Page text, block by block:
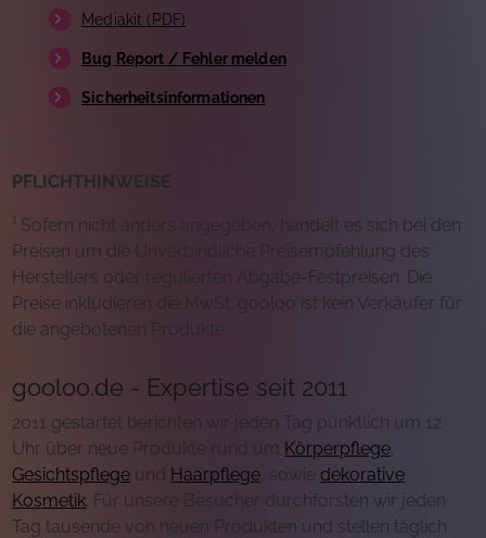
Mediakit (PDF)
Bug Report / Fehler melden
Sicherheitsinformationen
PFLICHTHINWEISE
¹ Sofern nicht anders angegeben, handelt es sich bei den
Preisen um die Unverbindliche Preisempfehlung des
Herstellers oder regulierten Abgabe-Festpreisen. Die
Preise inkludieren die MwSt. gooloo ist kein Verkäufer für
die angebotenen Produkte.
gooloo.de - Expertise seit 2011
2011 gestartet berichten wir jeden Tag pünktlich um 12
Uhr über neue Produkte rund um Körperpflege,
Gesichtspflege und Haarpflege , sowie dekorative
Kosmetik. Für unsere Besucher durchforsten wir jeden
Tag tausende von neuen Produkten und stellen täglich